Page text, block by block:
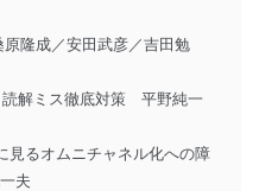
隆成／安田武彦／吉田勉
解ミス徹底対策 平野純一
るオムニチャネル化への障
夫